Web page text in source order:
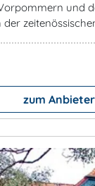
und
der
zum Anbieter